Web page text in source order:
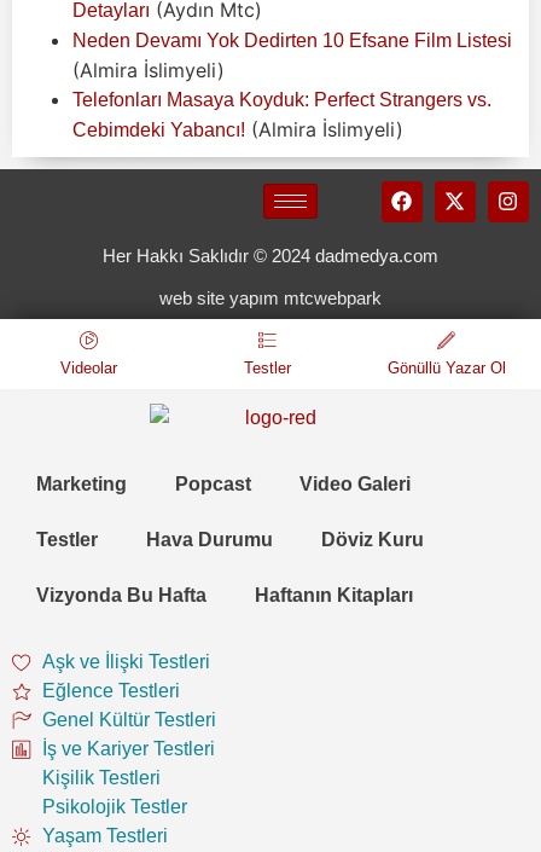
Detayları (Aydın Mtc)
Neden Devamı Yok Dedirten 10 Efsane Film Listesi
(Almira İslimyeli)
Telefonları Masaya Koyduk: Perfect Strangers vs.
Cebimdeki Yabancı! (Almira İslimyeli)
Her Hakkı Saklıdır © 2024 dadmedya.com
web site yapım mtcwebpark
Videolar Testler Gönüllü Yazar Ol
Marketing Popcast Video Galeri
Testler Hava Durumu Döviz Kuru
Vizyonda Bu Hafta Haftanın Kitapları
Aşk ve İlişki Testleri
Eğlence Testleri
Genel Kültür Testleri
İş ve Kariyer Testleri
Kişilik Testleri
Psikolojik Testler
Yaşam Testleri